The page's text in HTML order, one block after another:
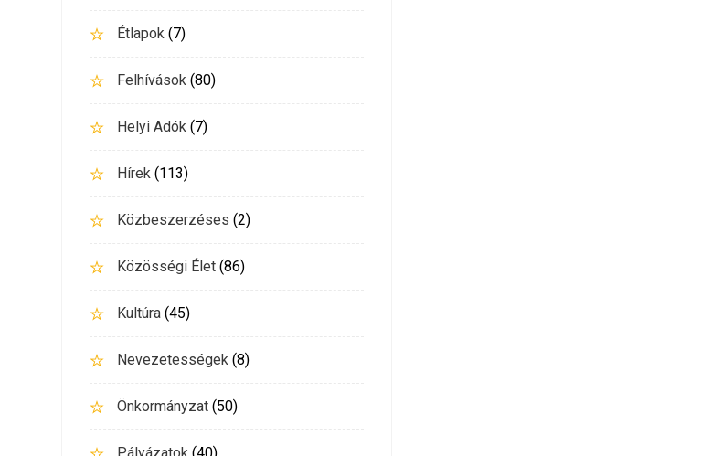
Étlapok (7)
Felhívások (80)
Helyi Adók (7)
Hírek (113)
Közbeszerzéses (2)
Közösségi Élet (86)
Kultúra (45)
Nevezetességek (8)
Önkormányzat (50)